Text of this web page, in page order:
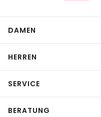
DAMEN
HERREN
SERVICE
BERATUNG